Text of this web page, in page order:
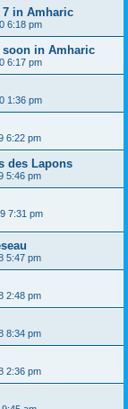
7 in Amharic
6:18 pm
in Amharic
6:17 pm
1:36 pm
6:22 pm
des Lapons
5:46 pm
7:31 pm
5:47 pm
2:48 pm
8:34 pm
2:36 pm